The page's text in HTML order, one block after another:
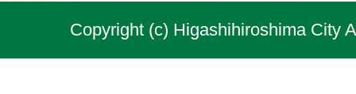
Copyright (c) Higashihiroshima City